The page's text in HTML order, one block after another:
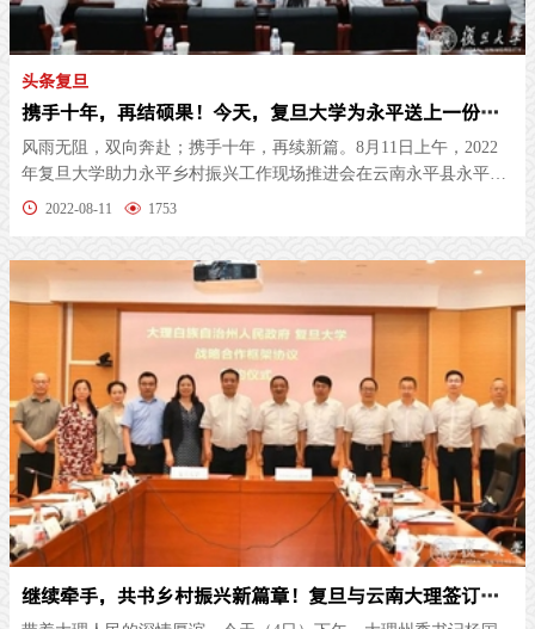
头条复旦
携手十年，再结硕果！今天，复旦大学为永平送上一份“乡村振兴大礼包”
风雨无阻，双向奔赴；携手十年，再续新篇。8月11日上午，2022
年复旦大学助力永平乡村振兴工作现场推进会在云南永平县永平会
堂举行，...
2022-08-11 1753
继续牵手，共书乡村振兴新篇章！复旦与云南大理签订新一轮战略合作协议